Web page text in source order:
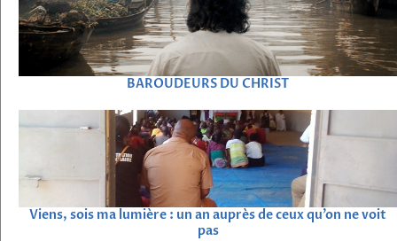
BAROUDEURS DU CHRIST
Viens, sois ma lumière : un an auprès de ceux qu’on ne voit
pas